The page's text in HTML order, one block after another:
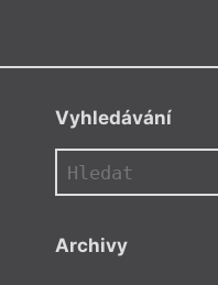
Vyhledávání
Archivy